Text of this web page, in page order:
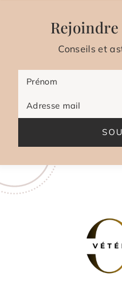
Conseils et
Prénom
Adresse mail